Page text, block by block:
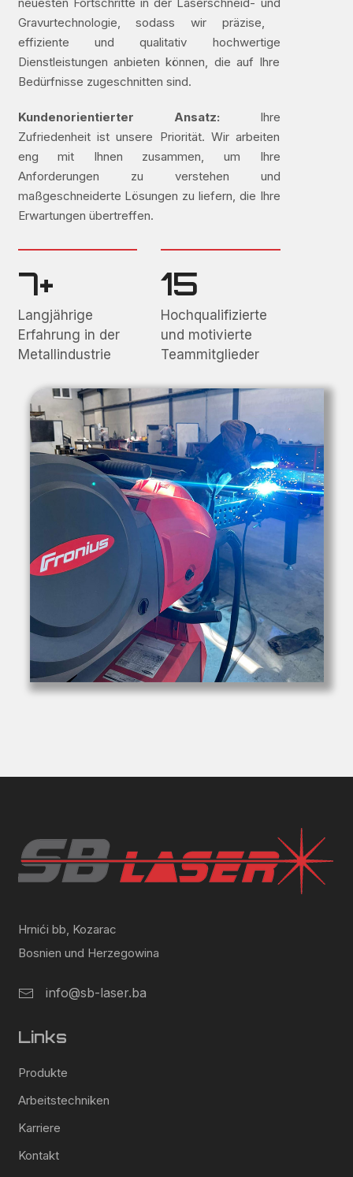
Gravurtechnologie, sodass wir präzise, ​​
effiziente und qualitativ hochwertige
Dienstleistungen anbieten können, die auf Ihre
Bedürfnisse zugeschnitten sind.
Kundenorientierter Ansatz: Ihre
Zufriedenheit ist unsere Priorität. Wir arbeiten
eng mit Ihnen zusammen, um Ihre
Anforderungen zu verstehen und
maßgeschneiderte Lösungen zu liefern, die Ihre
Erwartungen übertreffen.
7+
Langjährige
Erfahrung in der
Metallindustrie
15
Hochqualifizierte
und motivierte
Teammitglieder
Hrnići bb, Kozarac
Bosnien und Herzegowina
info@sb-laser.ba
Links
Produkte
Arbeitstechniken
Karriere
Kontakt